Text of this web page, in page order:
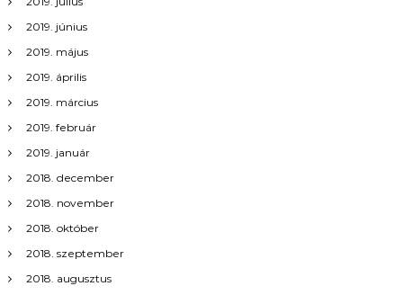
2019. június
2019. május
2019. április
2019. március
2019. február
2019. január
2018. december
2018. november
2018. október
2018. szeptember
2018. augusztus